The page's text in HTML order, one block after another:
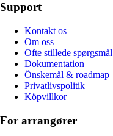
Support
Kontakt os
Om oss
Ofte stillede spørgsmål
Dokumentation
Önskemål & roadmap
Privatlivspolitik
Köpvillkor
For arrangører